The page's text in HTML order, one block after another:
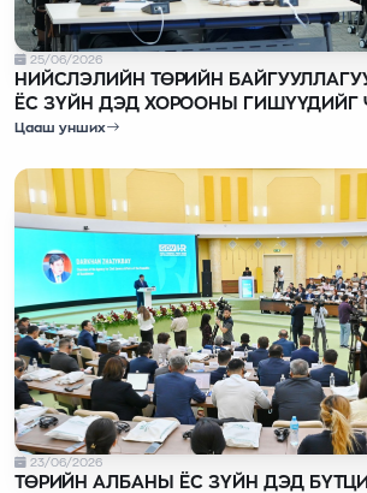
25/06/2026
НИЙСЛЭЛИЙН ТӨРИЙН
ЁС ЗҮЙН ДЭД ХОРООНЫ ГИШҮҮДИЙГ
СУРГАЛТ ЗОХИОН БАЙГУУЛЖ БАЙНА
Цааш унших
23/06/2026
ТӨРИЙН АЛБАНЫ ЁС ЗҮЙН ДЭД